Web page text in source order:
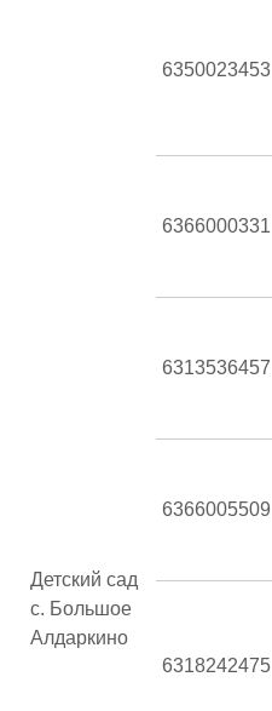
Детский сад
с. Большое
Алдаркино
6350023453
6366000331
6313536457
6366005509
6318242475